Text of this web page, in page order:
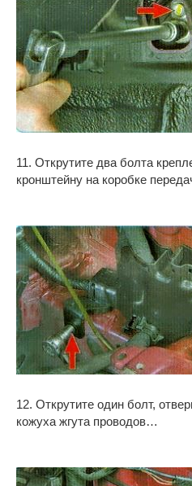
11. Открутите два болта
кронштейну на коробке
12. Открутите один болт,
кожуха жгута проводов…